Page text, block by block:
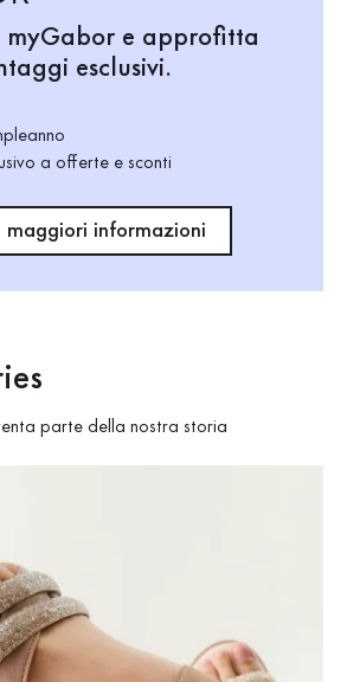
myGabor e approfitta
esclusivi.
a offerte e sconti
maggiori informazioni
parte della nostra storia